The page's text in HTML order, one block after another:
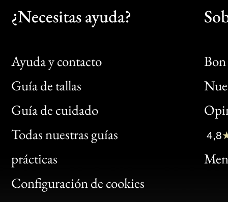
¿Necesitas ayuda?
Ayuda y contacto
Guía de tallas
Guía de cuidado
Todas nuestras guías
prácticas
Configuración de cookies
Bon
Clic
Bon
4,8